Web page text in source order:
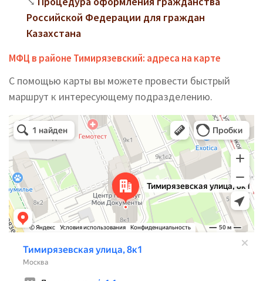
Российской Федерации для граждан
Казахстана
МФЦ в районе Тимирязевский: адреса на карте
С помощью карты вы можете провести быстрый
маршрут к интересующему подразделению.